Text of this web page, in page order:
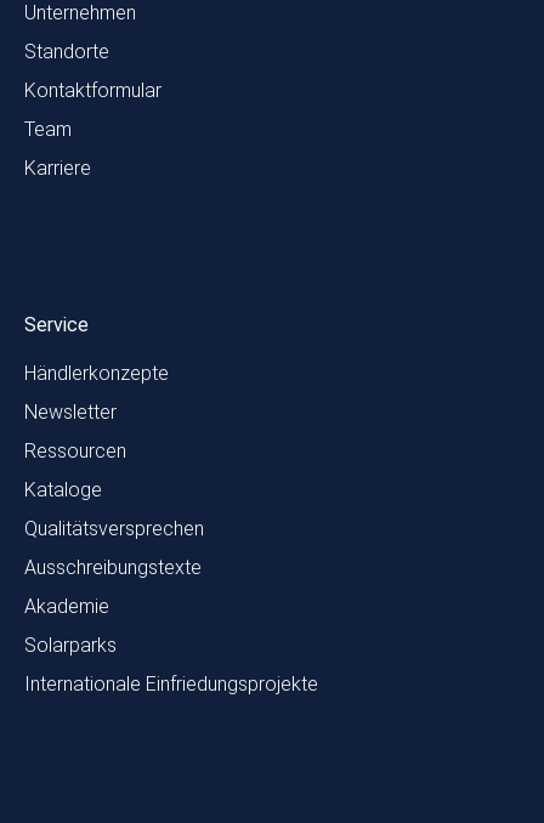
Unternehmen
Standorte
Kontaktformular
Team
Karriere
Service
Händlerkonzepte
Newsletter
Ressourcen
Kataloge
Qualitätsversprechen
Ausschreibungstexte
Akademie
Solarparks
Internationale Einfriedungsprojekte